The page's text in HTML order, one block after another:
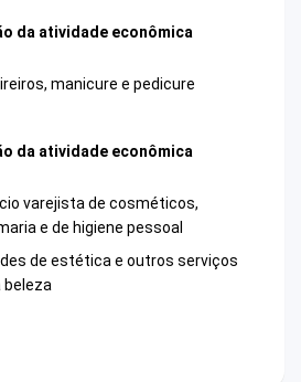
da atividade econômica
manicure e pedicure
da atividade econômica
varejista de cosméticos,
e de higiene pessoal
de estética e outros serviços
beleza